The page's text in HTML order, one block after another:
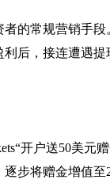
的常规营销手
后，接连遭遇
开户送50美元
步将赠金增值